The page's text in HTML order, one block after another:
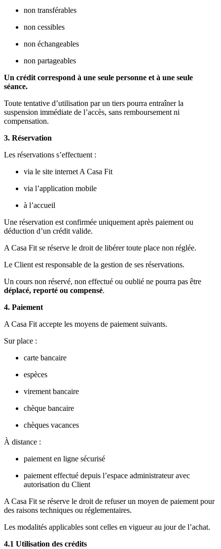
non transférables
non cessibles
non échangeables
non partageables
Un crédit correspond à une seule personne et à une seule
séance.
Toute tentative d’utilisation par un tiers pourra entraîner la
suspension immédiate de l’accès, sans remboursement ni
compensation.
3. Réservation
Les réservations s’effectuent :
via le site internet A Casa Fit
via l’application mobile
à l’accueil
Une réservation est confirmée uniquement après paiement ou
déduction d’un crédit valide.
A Casa Fit se réserve le droit de libérer toute place non réglée.
Le Client est responsable de la gestion de ses réservations.
Un cours non réservé, non effectué ou oublié ne pourra pas être
déplacé, reporté ou compensé.
4. Paiement
A Casa Fit accepte les moyens de paiement suivants.
Sur place :
carte bancaire
espèces
virement bancaire
chèque bancaire
chèques vacances
À distance :
paiement en ligne sécurisé
paiement effectué depuis l’espace administrateur avec
autorisation du Client
A Casa Fit se réserve le droit de refuser un moyen de paiement pour
des raisons techniques ou réglementaires.
Les modalités applicables sont celles en vigueur au jour de l’achat.
4.1 Utilisation des crédits